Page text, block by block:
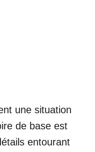
une situation
de base est
entourant